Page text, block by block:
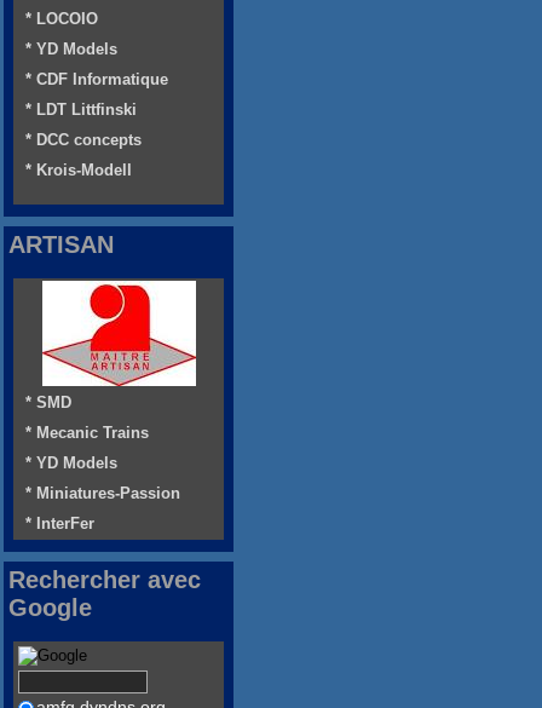
* LOCOIO
* YD Models
* CDF Informatique
* LDT Littfinski
* DCC concepts
* Krois-Modell
ARTISAN
* SMD
* Mecanic Trains
* YD Models
* Miniatures-Passion
* InterFer
Rechercher avec
Google